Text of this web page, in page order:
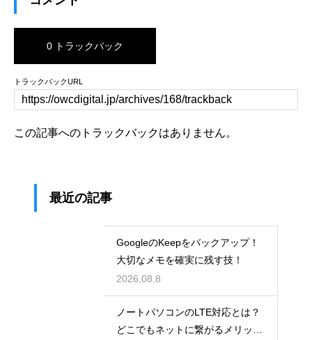
0 トラックバック
トラックバックURL
この記事へのトラックバックはありません。
最近の記事
GoogleのKeepをバックアップ！
大切なメモを確実に残す技！
2026.08.8
ノートパソコンのLTE対応とは？
どこでもネットに繋がるメリット